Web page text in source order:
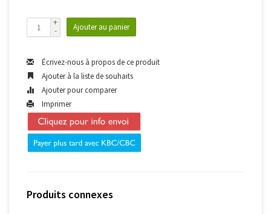
+
-
Ajouter au panier
Écrivez-nous à propos de ce produit
Ajouter à la liste de souhaits
Ajouter pour comparer
Imprimer
Produits connexes